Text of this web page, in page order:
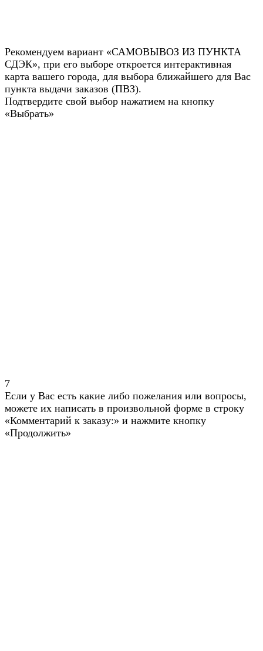
Рекомендуем вариант «САМОВЫВОЗ ИЗ ПУНКТА
СДЭК», при его выборе откроется интерактивная
карта вашего города, для выбора ближайшего для Вас
пункта выдачи заказов (ПВЗ).
Подтвердите свой выбор нажатием на кнопку
«Выбрать»
7
Если у Вас есть какие либо пожелания или вопросы,
можете их написать в произвольной форме в строку
«Комментарий к заказу:» и нажмите кнопку
«Продолжить»